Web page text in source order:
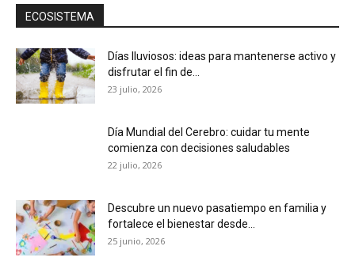
ECOSISTEMA
Días lluviosos: ideas para mantenerse activo y
disfrutar el fin de...
23 julio, 2026
Día Mundial del Cerebro: cuidar tu mente
comienza con decisiones saludables
22 julio, 2026
Descubre un nuevo pasatiempo en familia y
fortalece el bienestar desde...
25 junio, 2026